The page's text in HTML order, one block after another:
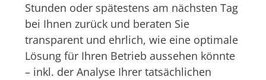
Stunden oder spätestens am nächsten Tag
bei Ihnen zurück und beraten Sie
transparent und ehrlich, wie eine optimale
Lösung für Ihren Betrieb aussehen könnte
– inkl. der Analyse Ihrer tatsächlichen